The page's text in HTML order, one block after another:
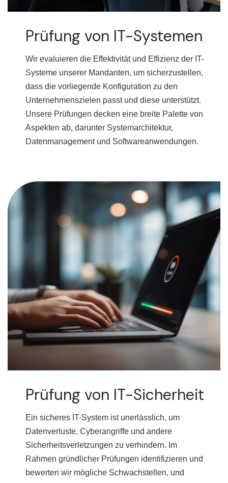
Prüfung von IT-Systemen
Wir evaluieren die Effektivität und Effizienz der IT-
Systeme unserer Mandanten, um sicherzustellen,
dass die vorliegende Konfiguration zu den
Unternehmenszielen passt und diese unterstützt.
Unsere Prüfungen decken eine breite Palette von
Aspekten ab, darunter Systemarchitektur,
Datenmanagement und Softwareanwendungen.
Prüfung von IT-Sicherheit
Ein sicheres IT-System ist unerlässlich, um
Datenverluste, Cyberangriffe und andere
Sicherheitsverletzungen zu verhindern. Im
Rahmen gründlicher Prüfungen identifizieren und
bewerten wir mögliche Schwachstellen, und